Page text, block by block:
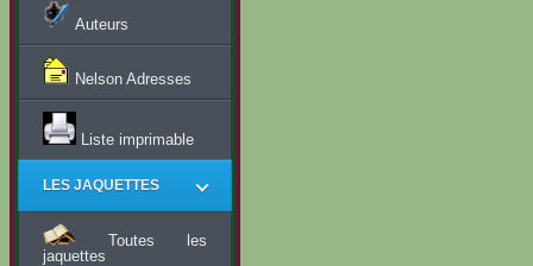
Auteurs
Nelson Adresses
Liste imprimable
LES JAQUETTES
Toutes les
jaquettes